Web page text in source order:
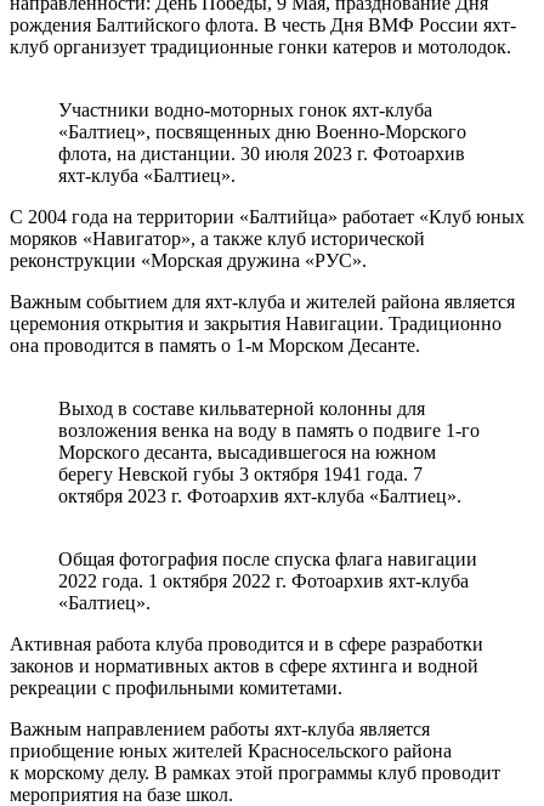
рождения Балтийского флота. В честь Дня ВМФ России яхт-
клуб организует традиционные гонки катеров и мотолодок.
Участники водно-моторных гонок яхт-клуба
«Балтиец», посвященных дню Военно-Морского
флота, на дистанции. 30 июля 2023 г. Фотоархив
яхт-клуба «Балтиец».
С 2004 года на территории «Балтийца» работает «Клуб юных
моряков «Навигатор», а также клуб исторической
реконструкции «Морская дружина «РУС».
Важным событием для яхт-клуба и жителей района является
церемония открытия и закрытия Навигации. Традиционно
она проводится в память о 1-м Морском Десанте.
Выход в составе кильватерной колонны для
возложения венка на воду в память о подвиге 1-го
Морского десанта, высадившегося на южном
берегу Невской губы 3 октября 1941 года. 7
октября 2023 г. Фотоархив яхт-клуба «Балтиец».
Общая фотография после спуска флага навигации
2022 года. 1 октября 2022 г. Фотоархив яхт-клуба
«Балтиец».
Активная работа клуба проводится и в сфере разработки
законов и нормативных актов в сфере яхтинга и водной
рекреации с профильными комитетами.
Важным направлением работы яхт-клуба является
приобщение юных жителей Красносельского района
к морскому делу. В рамках этой программы клуб проводит
мероприятия на базе школ.